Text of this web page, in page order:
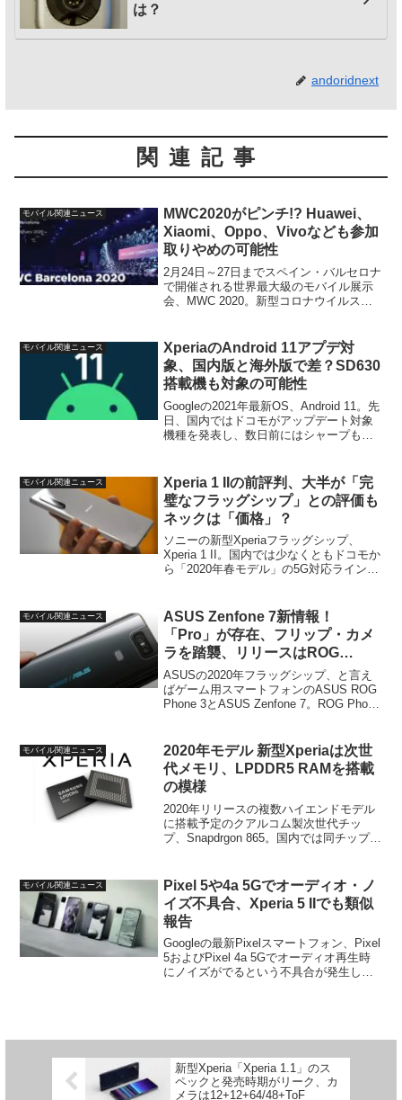
は？
andoridnext
関連記事
モバイル関連ニュース
MWC2020がピンチ!? Huawei、
Xiaomi、Oppo、Vivoなども参加
取りやめの可能性
2月24日～27日までスペイン・バルセロナ
で開催される世界最大級のモバイル展示
会、MWC 2020。新型コロナウイルスの
キープするものの、発表イベントはキャ
ンセルす...
モバイル関連ニュース
XperiaのAndroid 11アプデ対
象、国内版と海外版で差？SD630
搭載機も対象の可能性
Googleの2021年最新OS、Android 11。先
日、国内ではドコモがアップデート対象
機種を発表し、数日前にはシャープも
Xperia向けのAndroid 1...
モバイル関連ニュース
Xperia 1 IIの前評判、大半が「完
璧なフラッグシップ」との評価も
ネックは「価格」？
ソニーの新型Xperiaフラッグシップ、
Xperia 1 II。国内では少なくともドコモか
ら「2020年春モデル」の5G対応ラインナ
てこのXperia 1 II、...
モバイル関連ニュース
ASUS Zenfone 7新情報！
「Pro」が存在、フリップ・カメ
ラを踏襲、リリースはROG
Phone3の「すぐ後」
ASUSの2020年フラッグシップ、と言え
ばゲーム用スマートフォンのASUS ROG
Phone 3とASUS Zenfone 7。ROG Phone
て7月2...
モバイル関連ニュース
2020年モデル 新型Xperiaは次世
代メモリ、LPDDR5 RAMを搭載
の模様
2020年リリースの複数ハイエンドモデル
に搭載予定のクアルコム製次世代チッ
プ、Snapdrgon 865。国内では同チップ搭
ーズなどがリリー...
モバイル関連ニュース
Pixel 5や4a 5Gでオーディオ・ノ
イズ不具合、Xperia 5 IIでも類似
報告
Googleの最新Pixelスマートフォン、Pixel
5およびPixel 4a 5Gでオーディオ再生時
にノイズがでるという不具合が発生して
新型Xperia「Xperia 1.1」のス
ペックと発売時期がリーク、カ
メラは12+12+64/48+ToF